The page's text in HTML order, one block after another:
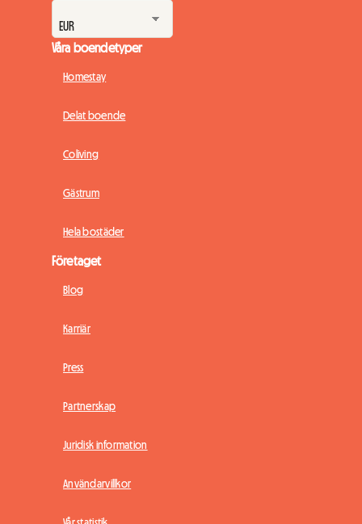
Våra boendetyper
Homestay
Delat boende
Coliving
Gästrum
Hela bostäder
Företaget
Blog
Karriär
Press
Partnerskap
Juridisk information
Användarvillkor